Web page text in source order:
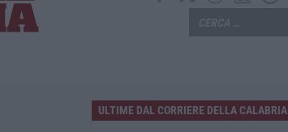
ULTIME DAL CORRIERE DELLA CALABRIA